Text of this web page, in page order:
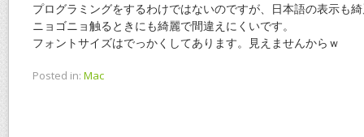
プログラミングをするわけではないのですが、日本語の表示も
ニョゴニョ触るときにも綺麗で間違えにくいです。
フォントサイズはでっかくしてあります。見えませんからｗ
Posted in: Mac